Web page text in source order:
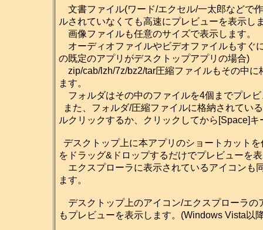
文書ファイル(ワード/エクセル/一太郎などで
ルされていなくても高速にプレビューを表示し
画像ファイルも任意のサイズで表示します。
オーディオファイルやビデオファイルもすぐ
の既定のアプリがデスクトップアプリの場合)
zip/cab/lzh/7z/bz2/tar圧縮ファイルもその中
ます。
フォルダはその中のファイルを4個までプレ
また、フォルダ/圧縮ファイルに格納されてい
ルクリックするか、クリックしてから[Space]
デスクトップ上に本アプリのショートカット
をドラッグ&ドロップするだけでプレビューを
エクスプローラに表示されているアイコンも
ます。
デスクトップ上のアイコン/エクスプローラの
もプレビューを表示します。(Windows Vista以